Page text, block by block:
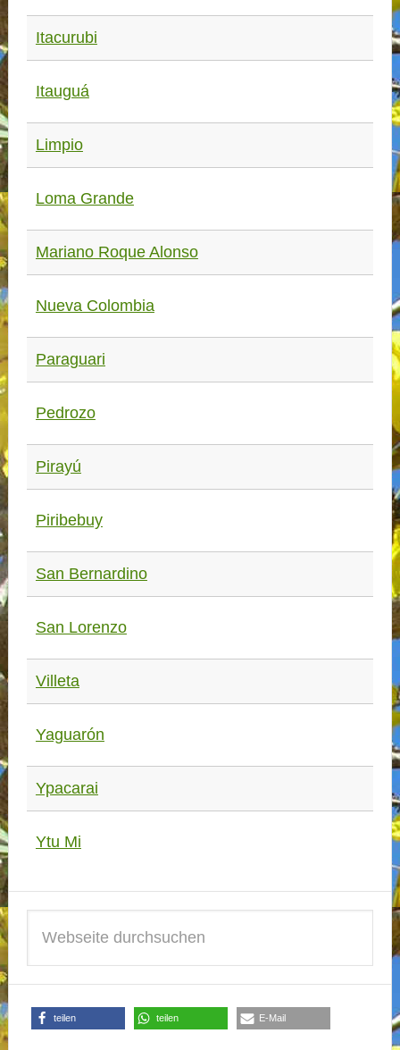
Itacurubi
Itauguá
Limpio
Loma Grande
Mariano Roque Alonso
Nueva Colombia
Paraguari
Pedrozo
Pirayú
Piribebuy
San Bernardino
San Lorenzo
Villeta
Yaguarón
Ypacarai
Ytu Mi
teilen teilen E-Mail